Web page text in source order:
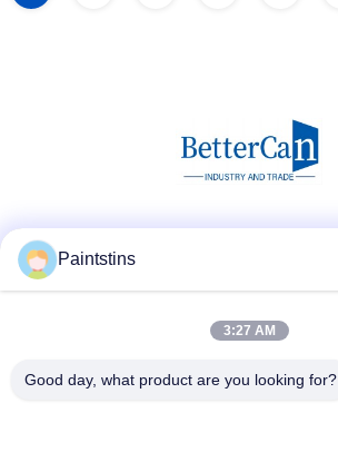
ติดต่อเร็ว
โทร
Paintstins
3:27 AM
Good day, what product are you looking for?